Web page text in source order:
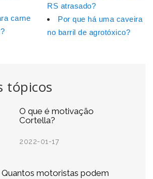
tópicos
O que é motivação
Cortella?
2022-01-17
Quantos motoristas podem
carne
RS atrasado?
Por que há uma caveira
no barril de agrotóxico?